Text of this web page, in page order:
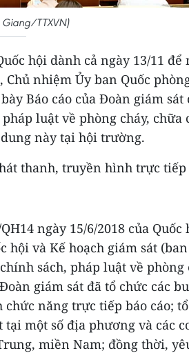
TTXVN)
hội dành cả ngày 13/11 để
nhiệm Ủy ban Quốc
Báo cáo của Đoàn giám sát
luật về phòng cháy, chữa
này tại hội trường.
thanh, truyền hình trực
ngày 15/6/2018 của Quốc
hội và Kế hoạch giám sát
sách, pháp luật về phòng
giám sát đã tổ chức các
năng trực tiếp báo cáo;
một số địa phương và các
miền Nam; đồng thời,